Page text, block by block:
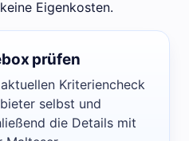
Eigenkosten.
prüfen
Kriteriencheck
selbst und
die Details mit